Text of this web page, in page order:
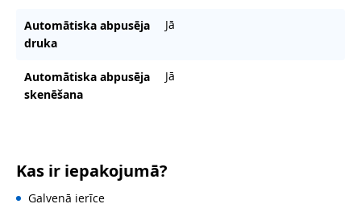
Automātiska abpusēja
druka
Jā
Automātiska abpusēja
skenēšana
Jā
Kas ir iepakojumā?
Galvenā ierīce